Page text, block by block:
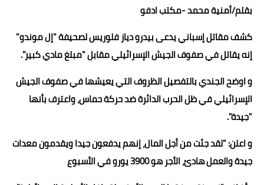
خدمات
الصحه والجمال
فن المطبخ
بقلم/أمنية محمد -مكتب ادفو
كشف مقاتل إسباني يدعى بيدرو دياز فلوريس لصحيفة "إل موندو"
إنه يقاتل في صفوف الجيش الإسرائيلي مقابل "مبلغ مادي كبير".
و اوضح الجندي بالتفصيل الظروف التي يعيشها في صفوف الجيش
الإسرائيلي في ظل الحرب الدائرة ضد حركة حماس، واعترف بأنها
"جيدة".
و اعلن: "لقد جئت من أجل المال، إنهم يدفعون جيدا ويقدمون معدات
جيدة والعمل هادئ، الأجر هو 3900 يورو في الأسبوع